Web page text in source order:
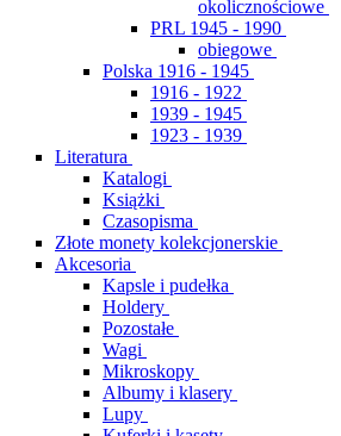
okolicznościowe
PRL 1945 - 1990
obiegowe
Polska 1916 - 1945
1916 - 1922
1939 - 1945
1923 - 1939
Literatura
Katalogi
Książki
Czasopisma
Złote monety kolekcjonerskie
Akcesoria
Kapsle i pudełka
Holdery
Pozostałe
Wagi
Mikroskopy
Albumy i klasery
Lupy